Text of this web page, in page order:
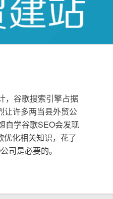
，谷歌搜索引擎占据
让许多两当县外贸公
自学谷歌SEO会发现
化相关知识，花了
司是必要的。